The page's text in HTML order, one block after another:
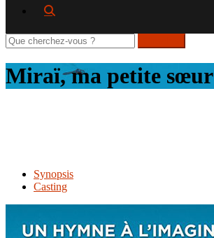
Rechercher
sur
le
site
Miraï, ma petite sœur
Synopsis
Casting